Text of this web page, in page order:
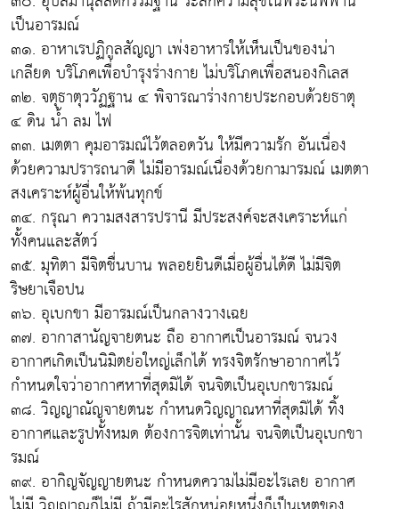
เป็นอารมณ์
๓๑. อาหาเรปฏิกูลสัญญา เพ่งอาหารให้เห็นเป็นของน่า
เกลียด บริโภคเพื่อบำรุงร่างกาย ไม่บริโภคเพื่อสนองกิเลส
๓๒. จตุธาตุววัฏฐาน ๔ พิจารณาร่างกายประกอบด้วยธาตุ
๔ ดิน น้ำ ลม ไฟ
๓๓. เมตตา คุมอารมณ์ไว้ตลอดวัน ให้มีความรัก อันเนื่อง
ด้วยความปรารถนาดี ไม่มีอารมณ์เนื่องด้วยกามารมณ์ เมตตา
สงเคราะห์ผู้อื่นให้พ้นทุกข์
๓๔. กรุณา ความสงสารปรานี มีประสงค์จะสงเคราะห์แก่
ทั้งคนและสัตว์
๓๕. มุทิตา มีจิตชื่นบาน พลอยยินดีเมื่อผู้อื่นได้ดี ไม่มีจิต
ริษยาเจือปน
๓๖. อุเบกขา มีอารมณ์เป็นกลางวางเฉย
๓๗. อากาสานัญจายตนะ ถือ อากาศเป็นอารมณ์ จนวง
อากาศเกิดเป็นนิมิตย่อใหญ่เล็กได้ ทรงจิตรักษาอากาศไว้
กำหนดใจว่าอากาศหาที่สุดมิได้ จนจิตเป็นอุเบกขารมณ์
๓๘. วิญญาณัญจายตนะ กำหนดวิญญาณหาที่สุดมิได้ ทิ้ง
อากาศและรูปทั้งหมด ต้องการจิตเท่านั้น จนจิตเป็นอุเบกขา
รมณ์
๓๙. อากิญจัญญายตนะ กำหนดความไม่มีอะไรเลย อากาศ